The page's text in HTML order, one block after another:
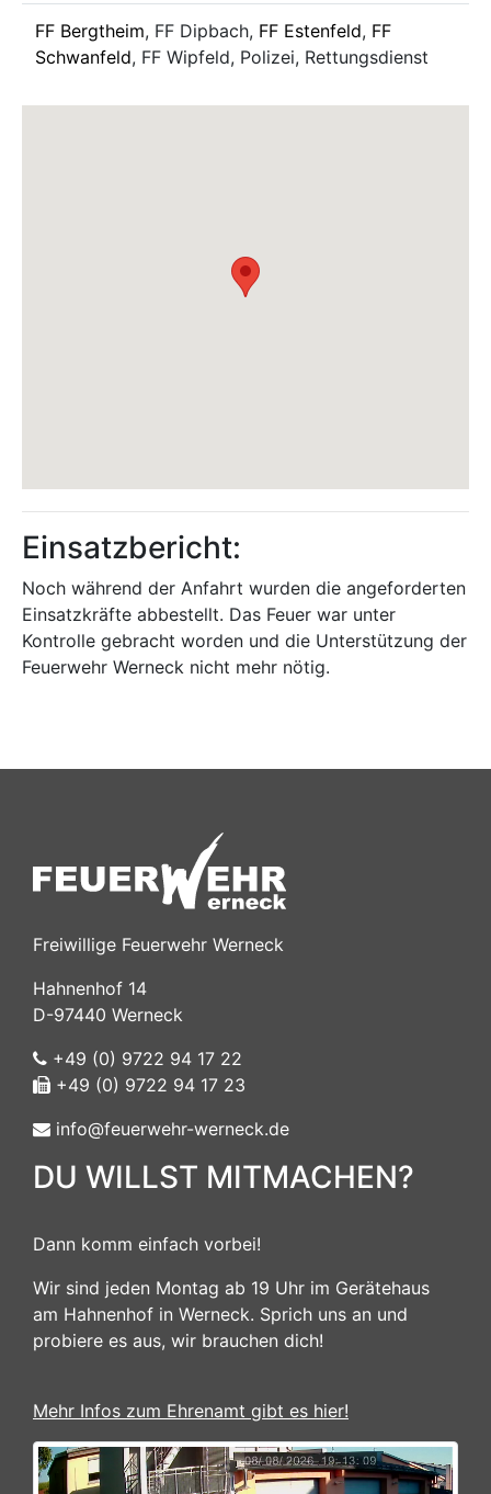
FF Bergtheim, FF Dipbach, FF Estenfeld, FF
Schwanfeld, FF Wipfeld, Polizei, Rettungsdienst
Einsatzbericht:
Noch während der Anfahrt wurden die angeforderten
Einsatzkräfte abbestellt. Das Feuer war unter
Kontrolle gebracht worden und die Unterstützung der
Feuerwehr Werneck nicht mehr nötig.
Freiwillige Feuerwehr Werneck
Hahnenhof 14
D-97440 Werneck
+49 (0) 9722 94 17 22
+49 (0) 9722 94 17 23
info@feuerwehr-werneck.de
DU WILLST MITMACHEN?
Dann komm einfach vorbei!
Wir sind jeden Montag ab 19 Uhr im Gerätehaus
am Hahnenhof in Werneck. Sprich uns an und
probiere es aus, wir brauchen dich!
Mehr Infos zum Ehrenamt gibt es hier!